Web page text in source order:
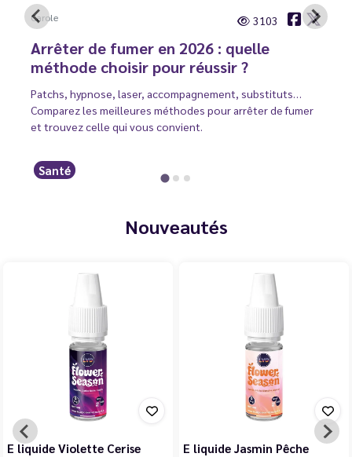
Carole 3103
Arrêter de fumer en 2026 : quelle
méthode choisir pour réussir ?
Patchs, hypnose, laser, accompagnement, substituts…
Comparez les meilleures méthodes pour arrêter de fumer
et trouvez celle qui vous convient.
Santé
Nouveautés
E liquide Violette Cerise
E liquide Jasmin Pêche